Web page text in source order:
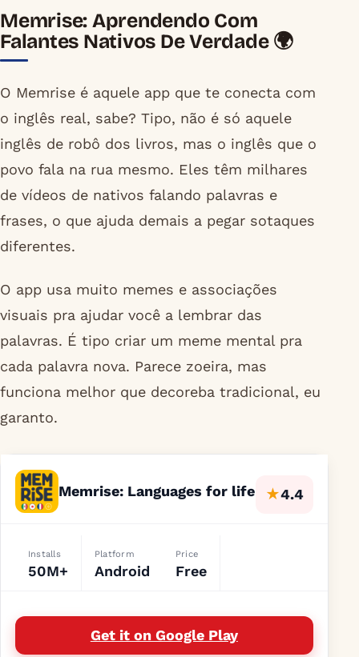
Memrise: Aprendendo Com
Falantes Nativos De Verdade 🌍
O Memrise é aquele app que te conecta com
o inglês real, sabe? Tipo, não é só aquele
inglês de robô dos livros, mas o inglês que o
povo fala na rua mesmo. Eles têm milhares
de vídeos de nativos falando palavras e
frases, o que ajuda demais a pegar sotaques
diferentes.
O app usa muito memes e associações
visuais pra ajudar você a lembrar das
palavras. É tipo criar um meme mental pra
cada palavra nova. Parece zoeira, mas
funciona melhor que decoreba tradicional, eu
garanto.
Memrise: Languages for life ★4.4
Installs
50M+
Platform
Android
Price
Free
Get it on Google Play